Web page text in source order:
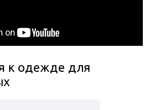
к одежде для